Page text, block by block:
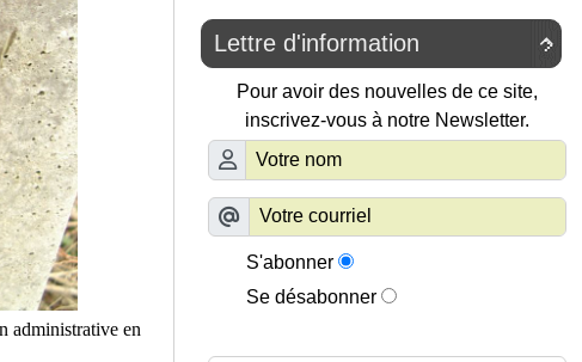
administrative en

Lettre d'information
Pour avoir des nouvelles de ce site,
inscrivez-vous à notre Newsletter.
S'abonner
Se désabonner